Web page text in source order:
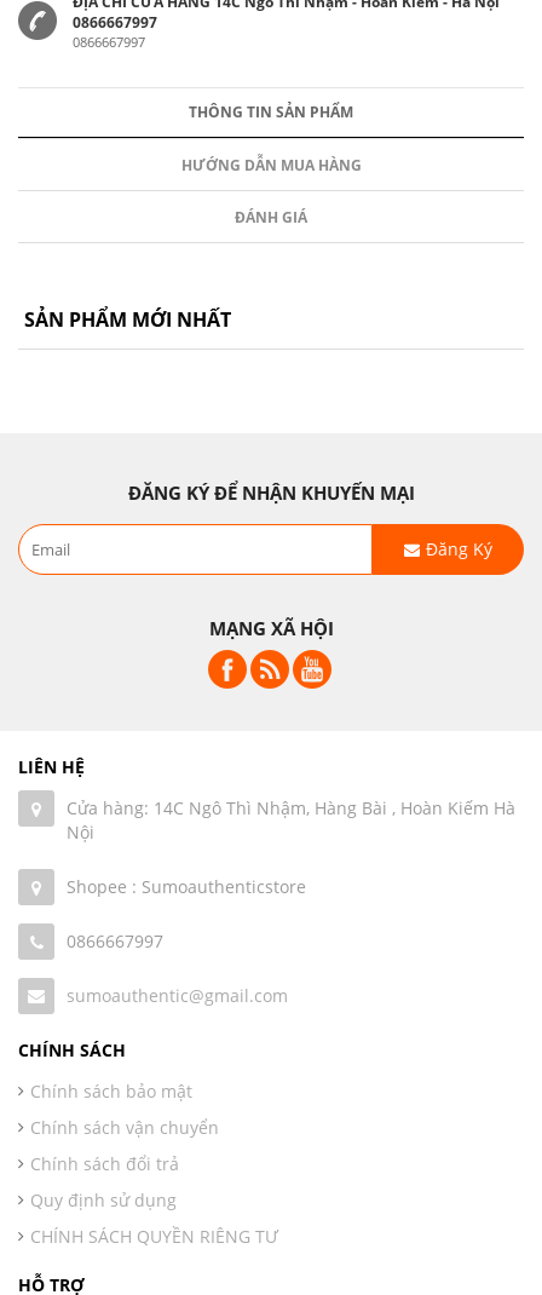
0866667997
0866667997
THÔNG TIN SẢN PHẨM
HƯỚNG DẪN MUA HÀNG
ĐÁNH GIÁ
SẢN PHẨM MỚI NHẤT
ĐĂNG KÝ ĐỂ NHẬN KHUYẾN MẠI
Đăng Ký
MẠNG XÃ HỘI
LIÊN HỆ
Cửa hàng: 14C Ngô Thì Nhậm, Hàng Bài , Hoàn Kiếm Hà
Nội
Shopee : Sumoauthenticstore
0866667997
sumoauthentic@gmail.com
CHÍNH SÁCH
Chính sách bảo mật
Chính sách vận chuyển
Chính sách đổi trả
Quy định sử dụng
CHÍNH SÁCH QUYỀN RIÊNG TƯ
HỖ TRỢ